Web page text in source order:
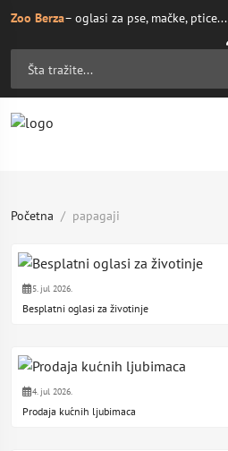
Zoo Berza– oglasi za pse, mačke, ptice...
Početna papagaji
5. jul 2026.
Besplatni oglasi za životinje
4. jul 2026.
Prodaja kućnih ljubimaca